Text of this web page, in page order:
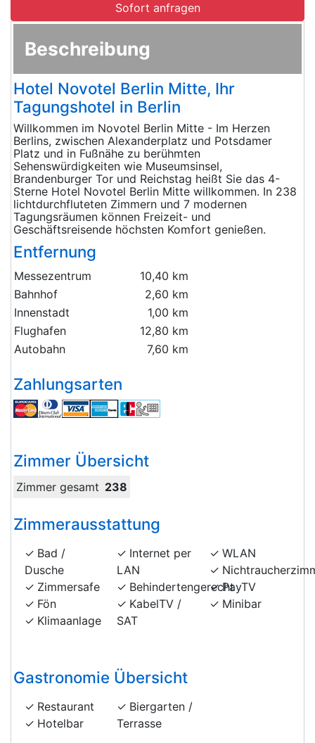
Sofort anfragen
Beschreibung
Hotel Novotel Berlin Mitte, Ihr
Tagungshotel in Berlin
Willkommen im Novotel Berlin Mitte - Im Herzen
Berlins, zwischen Alexanderplatz und Potsdamer
Platz und in Fußnähe zu berühmten
Sehenswürdigkeiten wie Museumsinsel,
Brandenburger Tor und Reichstag heißt Sie das 4-
Sterne Hotel Novotel Berlin Mitte willkommen. In 238
lichtdurchfluteten Zimmern und 7 modernen
Tagungsräumen können Freizeit- und
Geschäftsreisende höchsten Komfort genießen.
Entfernung
Messezentrum
10,40 km
Bahnhof
2,60 km
Innenstadt
1,00 km
Flughafen
12,80 km
Autobahn
7,60 km
Zahlungsarten
Zimmer Übersicht
Zimmer gesamt 238
Zimmerausstattung
Bad /
Dusche
Zimmersafe
Fön
Klimaanlage
Internet per
LAN
Behindertengerecht
KabelTV /
SAT
WLAN
PayTV
Minibar
Gastronomie Übersicht
Restaurant
Hotelbar
Biergarten /
Terrasse